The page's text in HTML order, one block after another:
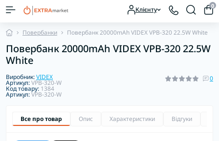
Клієнту 0
Повербанки Повербанк 20000mAh VIDEX VPB-320 22.5W White
Повербанк 20000mAh VIDEX VPB-320 22.5W
White
Виробник:VIDEX
Артикул:VPB-320-W
Код товару: 1384
Артикул:VPB-320-W
0
Все про товар Опис Характеристики Відгуки